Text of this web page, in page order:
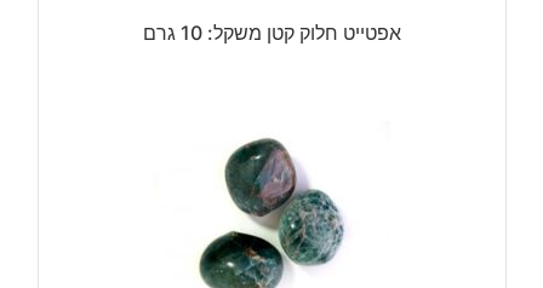
אפטייט חלוק קטן משקל: 10 גרם